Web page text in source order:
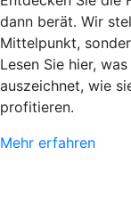
dann berät. Wir
Mittelpunkt,
Lesen Sie hier,
auszeichnet, wie
profitieren.
Mehr erfahren